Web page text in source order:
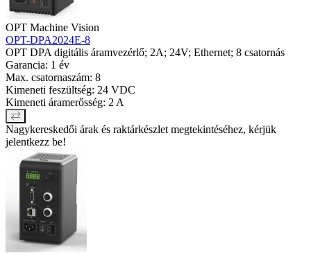
OPT Machine Vision
OPT-DPA2024E-8
OPT DPA digitális áramvezérlő; 2A; 24V; Ethernet; 8 csatornás
Garancia: 1 év
Max. csatornaszám: 8
Kimeneti feszültség: 24 VDC
Kimeneti áramerősség: 2 A
Nagykereskedői árak és raktárkészlet megtekintéséhez, kérjük
jelentkezz be!